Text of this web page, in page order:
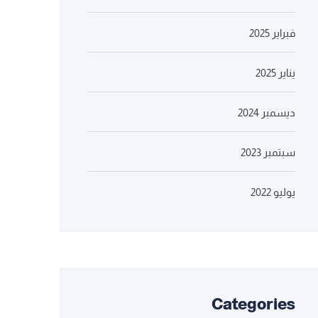
فبراير 2025
يناير 2025
ديسمبر 2024
سبتمبر 2023
يوليو 2022
Categories